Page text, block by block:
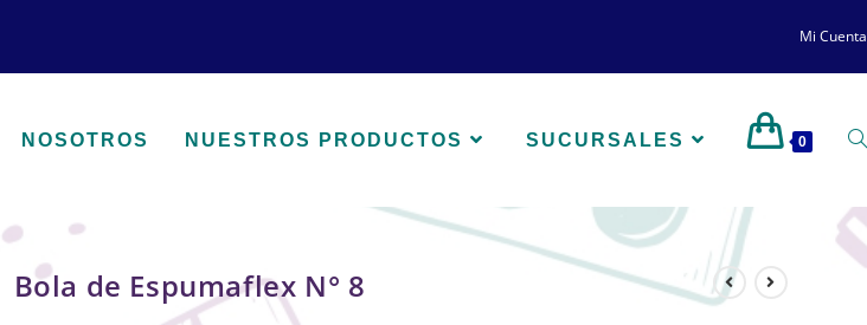
Mi Cuenta
NOSOTROS NUESTROS PRODUCTOS SUCURSALES 0
Bola de Espumaflex N° 8